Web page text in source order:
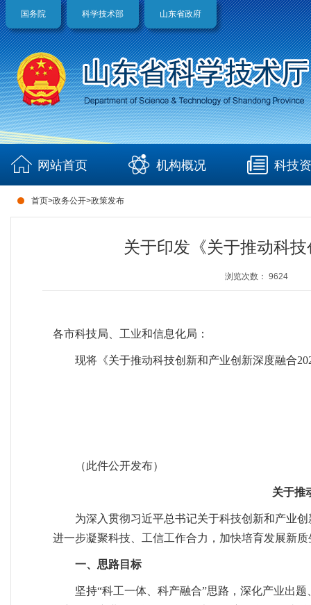
国务院 科学技术部 山东省政府
网站首页 机构概况 科技
首页>政务公开>政策发布
关于印发《关于推动科
浏览次数： 9624
各市科技局、工业和信息化局：
现将《关于推动科技创新和产业创新深度融合
（此件公开发布）
关于推
为深入贯彻习近平总书记关于科技创新和产业
进一步凝聚科技、工信工作合力，加快培育发展新
一、思路目标
坚持“科工一体、科产融合”思路，深化产业出